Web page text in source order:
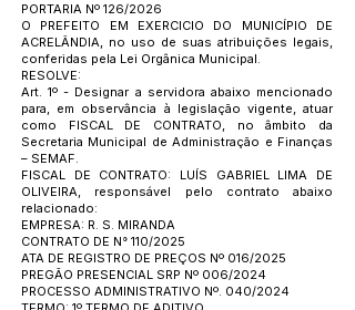
PORTARIA Nº 126/2026
O PREFEITO EM EXERCICIO DO MUNICÍPIO DE
ACRELÂNDIA, no uso de suas atribuições legais,
conferidas pela Lei Orgânica Municipal.
RESOLVE:
Art. 1º - Designar a servidora abaixo mencionado
para, em observância à legislação vigente, atuar
como FISCAL DE CONTRATO, no âmbito da
Secretaria Municipal de Administração e Finanças
– SEMAF.
FISCAL DE CONTRATO: LUÍS GABRIEL LIMA DE
OLIVEIRA, responsável pelo contrato abaixo
relacionado:
EMPRESA: R. S. MIRANDA
CONTRATO DE N° 110/2025
ATA DE REGISTRO DE PREÇOS Nº 016/2025
PREGÃO PRESENCIAL SRP Nº 006/2024
PROCESSO ADMINISTRATIVO Nº. 040/2024